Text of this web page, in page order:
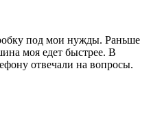
под мои нужды. Раньше
моя едет быстрее. В
отвечали на вопросы.